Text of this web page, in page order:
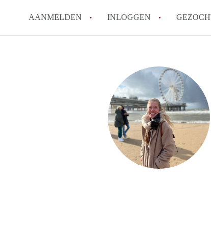
AANMELDEN INLOGGEN
How to translate
Wat is
Hoeveel kost het
Wat is de
Berekent
Alle veelgestelde